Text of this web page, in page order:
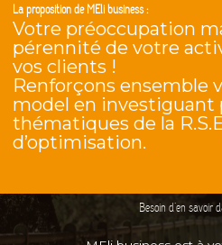
La proposition de MEli business :
Votre préoccupation
pérennité de votre
vos clients !
Renforçons ensemble
model en investiguant
thématiques de la
d’optimisation.
Besoin d’en savoir